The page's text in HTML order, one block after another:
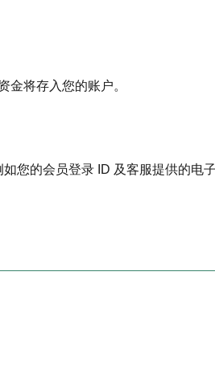
金将存入您的账户。
您的会员登录 ID 及客服提供的电